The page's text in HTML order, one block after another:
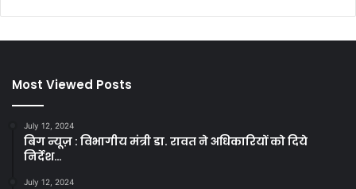
Most Viewed Posts
July 12, 2024
बिग न्यूज़ : विभागीय मंत्री डा. रावत ने अधिकारियों को दिये
निर्देश…
July 12, 2024